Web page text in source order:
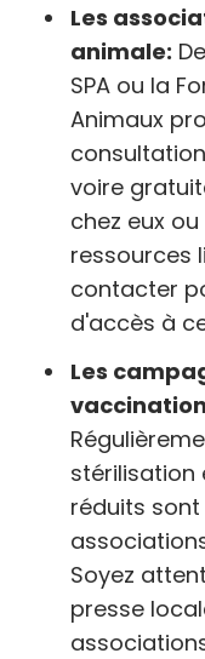
Les
animale:
SPA ou la
Animaux
voire
chez eux
ressources
contacter
d'accès à
Les
stérilisation
réduits
Soyez
presse